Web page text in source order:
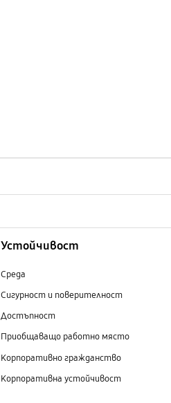
Устойчивост
Среда
Сигурност и поверителност
Достъпност
Приобщаващо работно място
Корпоративно гражданство
Корпоративна устойчивост